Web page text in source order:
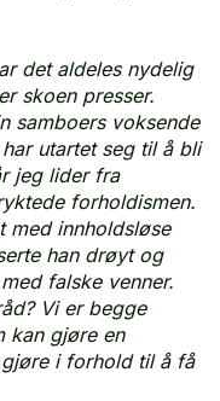
det aldeles nydelig
skoen presser.
samboers voksende
utartet seg til å bli
jeg lider fra
forholdismen.
med innholdsløse
han drøyt og
falske venner.
Vi er begge
kan gjøre en
i forhold til å få